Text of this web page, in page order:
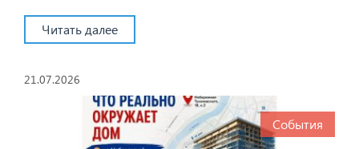
Читать далее
21.07.2026
События